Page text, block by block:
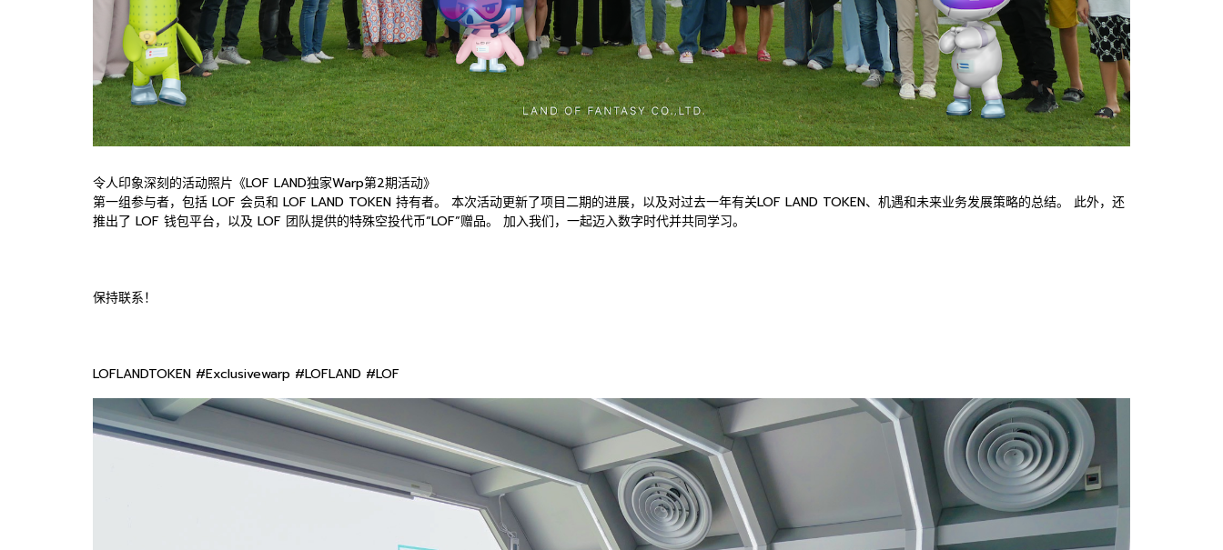
令人印象深刻的活动照片《LOF LAND独家Warp第2期活动》
第一组参与者，包括 LOF 会员和 LOF LAND TOKEN 持有者。 本次活动更新了项目二期的进展，以及对过去一年有关LOF LAND TOKEN、机遇和未来业务发展策略的总结。 此外，还
推出了 LOF 钱包平台，以及 LOF 团队提供的特殊空投代币“LOF”赠品。 加入我们，一起迈入数字时代并共同学习。
保持联系！
LOFLANDTOKEN #Exclusivewarp #LOFLAND #LOF